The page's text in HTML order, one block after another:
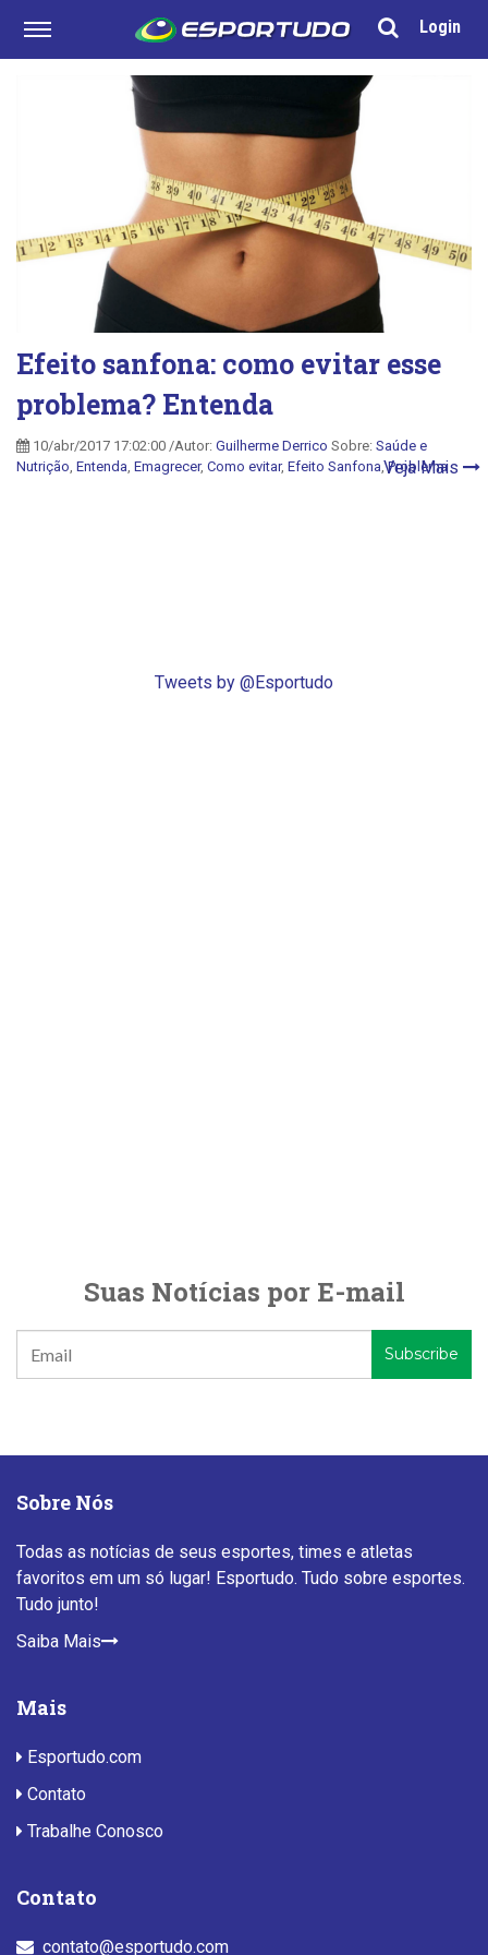
Login
Efeito sanfona: como evitar esse
problema? Entenda
10/abr/2017 17:02:00 /Autor: Guilherme Derrico Sobre: Saúde e
Nutrição Entenda Emagrecer, Como evitar, Efeito Sanfona ,Problema
Veja Mais
Tweets by @Esportudo
Suas Notícias por E-mail
Sobre Nós
Todas as notícias de seus esportes, times e atletas
favoritos em um só lugar! Esportudo. Tudo sobre esportes.
Tudo junto!
Saiba Mais
Mais
Esportudo.com
Contato
Trabalhe Conosco
Contato
contato@esportudo.com